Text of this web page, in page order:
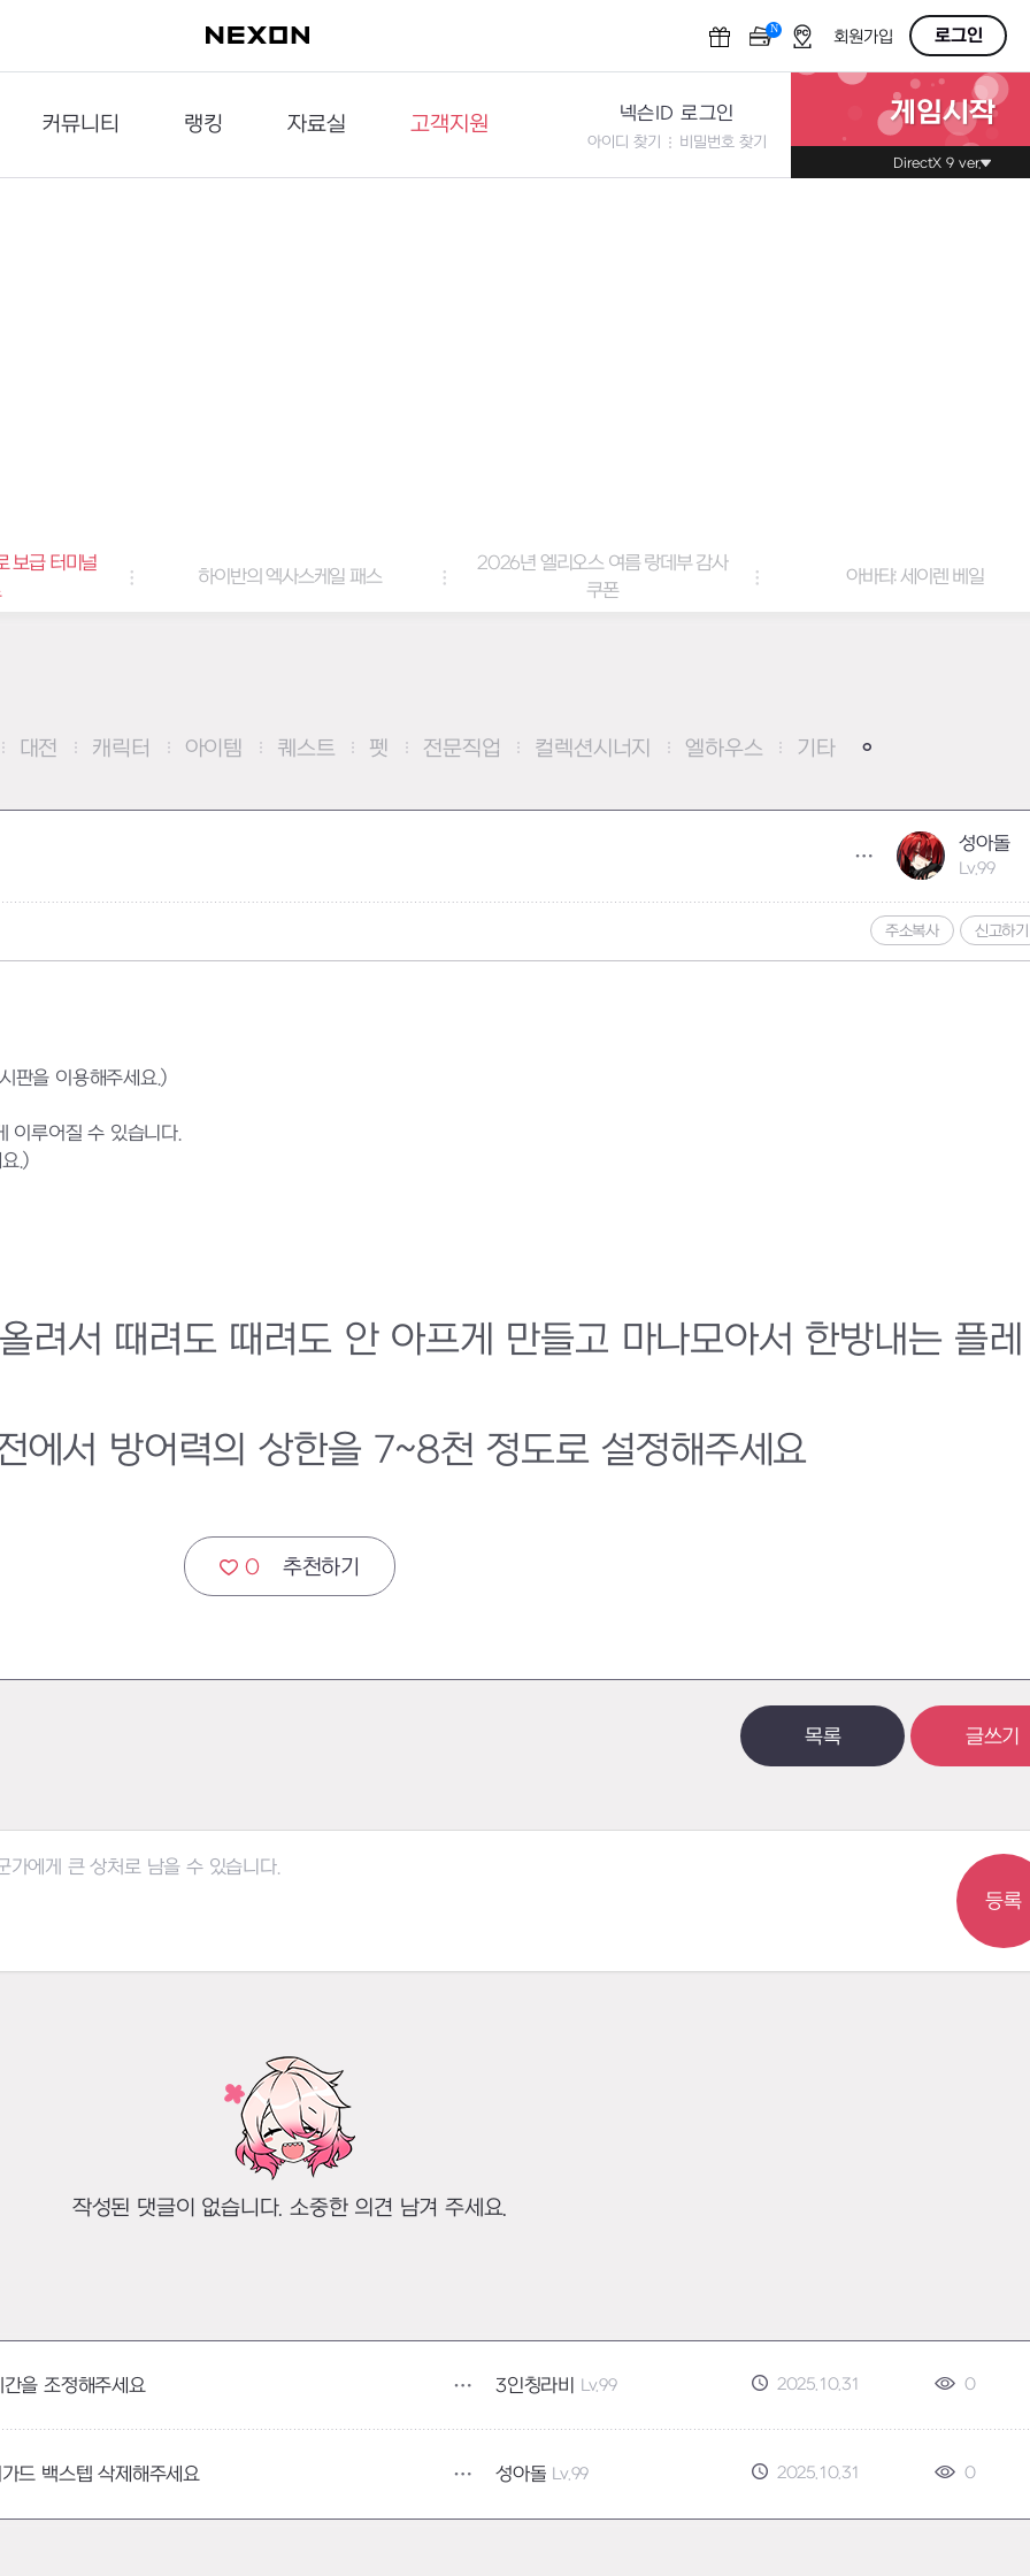
N OFF회원가입 로그인
커뮤니티
이슈게시판
랭킹
던전랭킹
자료실
다운로드
고객지원
문의하기
넥슨ID 로그인
아이디 찾기 비밀번호 찾기
게임시작
DirectX 9 ver.
보급 터미널
하이반의 엑사스케일 패스
2026년 엘리오스 여름 랑데부 감사
쿠폰
아바타: 세이렌 베일
대전 캐릭터 아이템 퀘스트 펫 전문직업 컬렉션시너지 엘하우스 기타
성아돌
Lv.99
주소복사 신고하기
판을 이용해주세요.)
이루어질 수 있습니다.
.)
려서 때려도 때려도 안 아프게 만들고 마나모아서 한방내는 플레
에서 방어력의 상한을 7~8천 정도로 설정해주세요
0 추천하기
목록 글쓰기
등록
작성된 댓글이 없습니다. 소중한 의견 남겨 주세요.
을 조정해주세요 3인칭라비 Lv.99 2025.10.31 0
드 백스텝 삭제해주세요 성아돌 Lv.99 2025.10.31 0